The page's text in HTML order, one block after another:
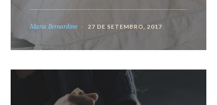
Maria Bernardino 27 DE SETEMBRO, 2017